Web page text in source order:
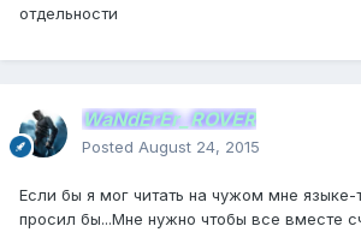
отдельности
WaNdErEr_ROVER
Posted August 24, 2015
Если бы я мог читать на чужом мне
просил бы...Мне нужно чтобы все вместе